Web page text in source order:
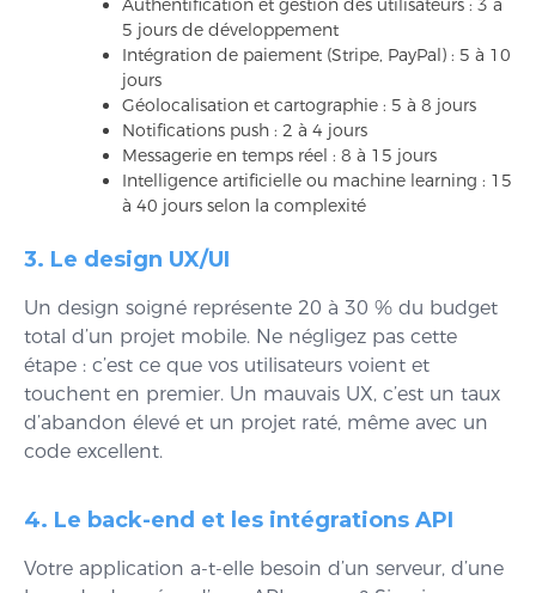
Authentification et gestion des utilisateurs : 3 à
5 jours de développement
Intégration de paiement (Stripe, PayPal) : 5 à 10
jours
Géolocalisation et cartographie : 5 à 8 jours
Notifications push : 2 à 4 jours
Messagerie en temps réel : 8 à 15 jours
Intelligence artificielle ou machine learning : 15
à 40 jours selon la complexité
3. Le design UX/UI
Un design soigné représente 20 à 30 % du budget
total d’un projet mobile. Ne négligez pas cette
étape : c’est ce que vos utilisateurs voient et
touchent en premier. Un mauvais UX, c’est un taux
d’abandon élevé et un projet raté, même avec un
code excellent.
4. Le back-end et les intégrations API
Votre application a-t-elle besoin d’un serveur, d’une